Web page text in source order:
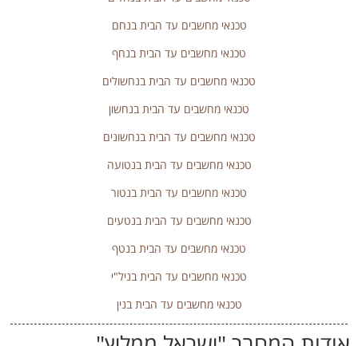
טכנאי מחשבים עד הבית בנחם
טכנאי מחשבים עד הבית בנחף
טכנאי מחשבים עד הבית בנחשולים
טכנאי מחשבים עד הבית בנחשון
טכנאי מחשבים עד הבית בנחשונים
טכנאי מחשבים עד הבית בנטועה
טכנאי מחשבים עד הבית בנטור
טכנאי מחשבים עד הבית בנטעים
טכנאי מחשבים עד הבית בנטף
טכנאי מחשבים עד הבית בניל"י
טכנאי מחשבים עד הבית בנין